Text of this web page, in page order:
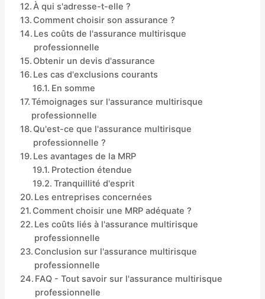
À qui s'adresse-t-elle ?
Comment choisir son assurance ?
Les coûts de l'assurance multirisque
professionnelle
Obtenir un devis d'assurance
Les cas d'exclusions courants
En somme
Témoignages sur l'assurance multirisque
professionnelle
Qu'est-ce que l'assurance multirisque
professionnelle ?
Les avantages de la MRP
Protection étendue
Tranquillité d'esprit
Les entreprises concernées
Comment choisir une MRP adéquate ?
Les coûts liés à l'assurance multirisque
professionnelle
Conclusion sur l'assurance multirisque
professionnelle
FAQ - Tout savoir sur l'assurance multirisque
professionnelle